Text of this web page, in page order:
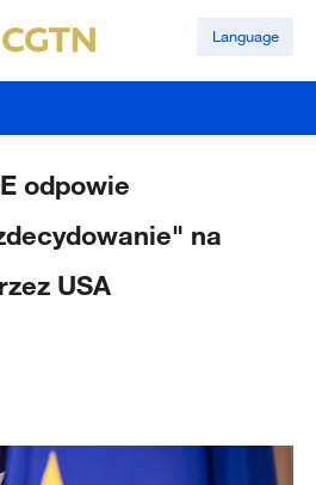
Language
odpowie
na
USA